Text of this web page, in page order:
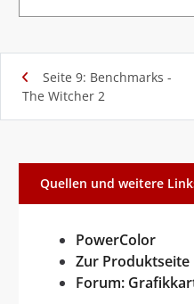
Seite 9: Benchmarks -
The Witcher 2
Quellen und weitere
PowerColor
Zur Produktseite
Forum: